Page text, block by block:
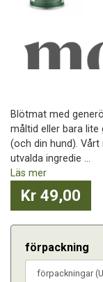
Blötmat med
måltid eller bara lite
(och din hund).
utvalda ingredie ...
Läs mer
Kr 49,00
förpackning